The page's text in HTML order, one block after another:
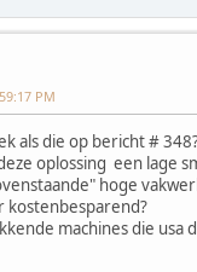
PM
als die op bericht #
oplossing een lage
hoge
kostenbesparend?
machines die usa